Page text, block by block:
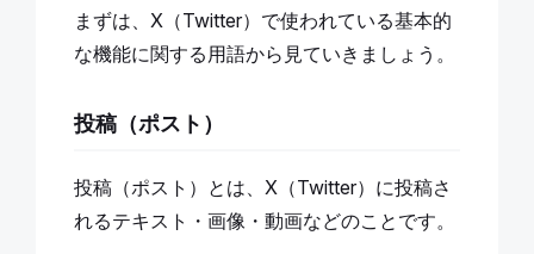
まずは、X（Twitter）で使われている基本的
な機能に関する用語から見ていきましょう。
投稿（ポスト）
投稿（ポスト）とは、X（Twitter）に投稿さ
れるテキスト・画像・動画などのことです。